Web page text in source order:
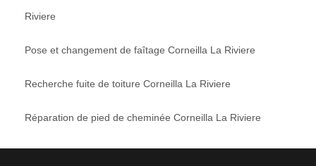
Riviere
Pose et changement de faîtage Corneilla La Riviere
Recherche fuite de toiture Corneilla La Riviere
Réparation de pied de cheminée Corneilla La Riviere